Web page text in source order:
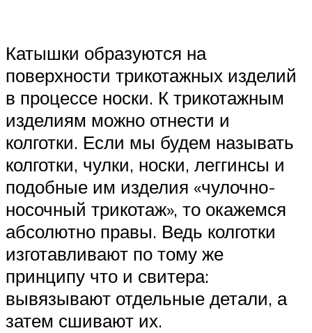
Катышки образуются на
поверхности трикотажных изделий
в процессе носки. К трикотажным
изделиям можно отнести и
колготки. Если мы будем называть
колготки, чулки, носки, леггинсы и
подобные им изделия «чулочно-
носочный трикотаж», то окажемся
абсолютно правы. Ведь колготки
изготавливают по тому же
принципу что и свитера:
вывязывают отдельные детали, а
затем сшивают их.